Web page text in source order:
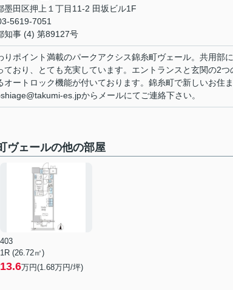
墨田区押上１丁目11-2 田坂ビル1F
5619-7051
知事 (4) 第89127号
りポイント満載のパークアクシス錦糸町ヴェール。共用部
ており、とても充実しています。エントランスと玄関の2
オートロック機能が付いております。錦糸町で新しいお住
es.jpからメールにてご連絡下さい。
ヴェールの他の部屋
403
1R (26.72㎡)
13.6万円(1.68万円/坪)